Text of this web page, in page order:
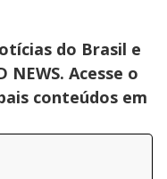
do Brasil e
NEWS. Acesse o
conteúdos em